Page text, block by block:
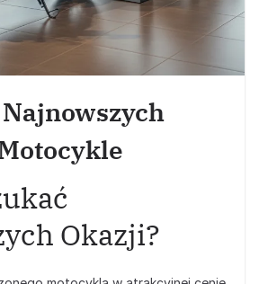
Okazji?